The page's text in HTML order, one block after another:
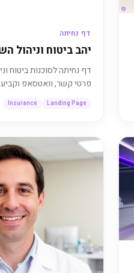
דף נחיתה
יהב ביטוח וניהול
דף נחיתה לסוכנות ביטוח
פרטי קשר, וואטסאפ
Landing Page
Insurance